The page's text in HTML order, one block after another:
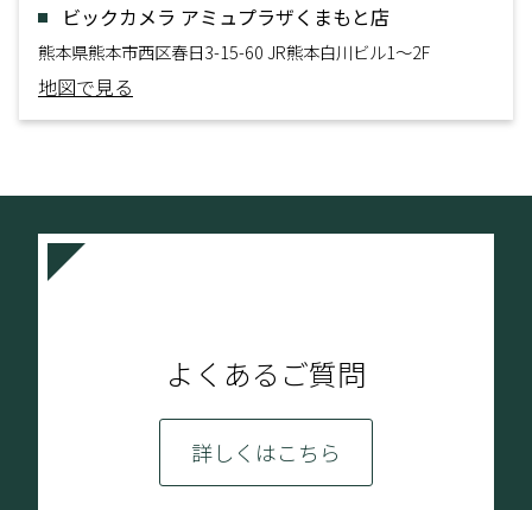
ビックカメラ アミュプラザくまもと店
熊本県熊本市西区春日3-15-60 JR熊本白川ビル1～2F
地図で見る
よくあるご質問
詳しくはこちら